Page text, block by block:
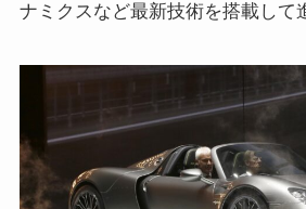
ナミクスなど最新技術を搭載して